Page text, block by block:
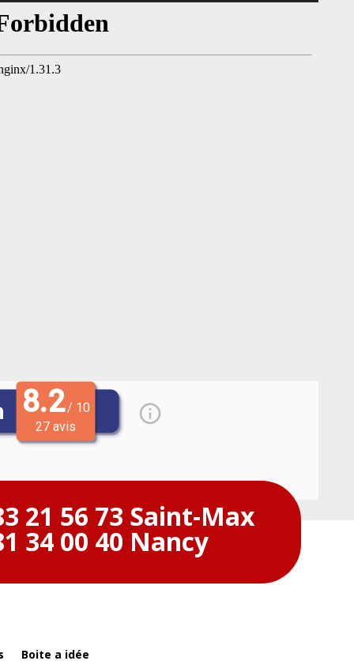
21 56 73 Saint-Max
34 00 40 Nancy
Boite a idée